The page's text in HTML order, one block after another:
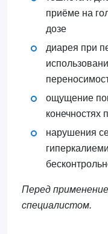
приёме на
дозе
диарея при
ощущение
конечностях
нарушения
Перед
специалистом.